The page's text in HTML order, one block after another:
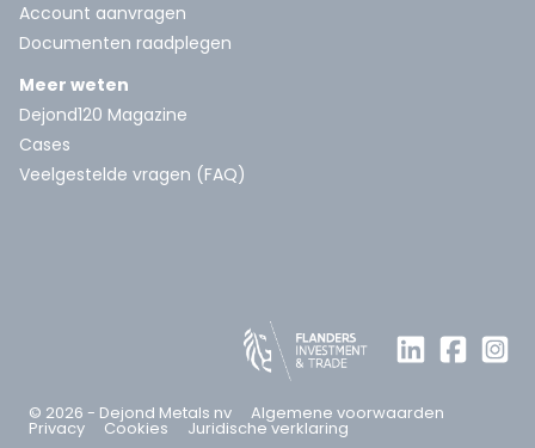
Account aanvragen
Documenten raadplegen
Meer weten
Dejond120 Magazine
Cases
Veelgestelde vragen (FAQ)
© 2026 - Dejond Metals nv Algemene voorwaarden
Privacy Cookies Juridische verklaring